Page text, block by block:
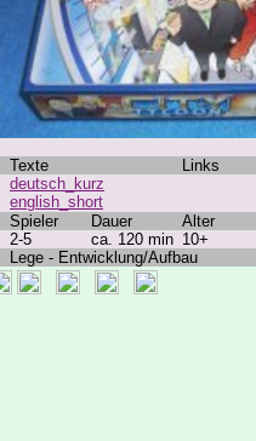
Texte Links
deutsch_kurz
english_short
Spieler
Dauer Alter
2-5
ca. 120 min 10+
Lege - Entwicklung/Aufbau